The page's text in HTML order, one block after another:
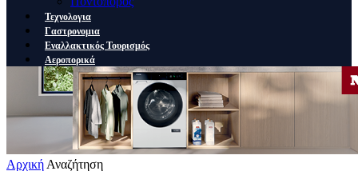
Τεχνολογια
Γαστρονομια
Εναλλακτικός Τουρισμός
Αεροπορικά
Αρχική Αναζήτηση